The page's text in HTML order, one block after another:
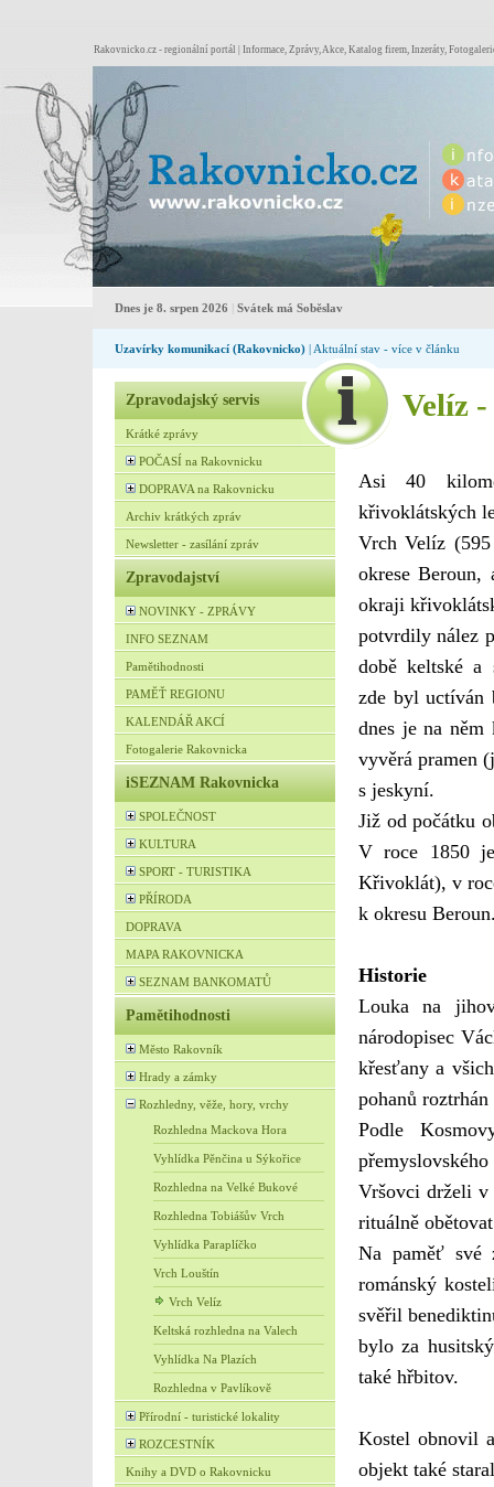
Rakovnicko.cz - regionální portál | Informace, Zprávy, Akce, Katalog firem, Inzeráty,
Dnes je 8. srpen 2026 Svátek má Soběslav
Uzavírky komunikací (Rakovnicko) | Aktuální stav - více v článku
Zpravodajský servis
Krátké zprávy
POČASÍ na Rakovnicku
DOPRAVA na Rakovnicku
Archiv krátkých zpráv
Newsletter - zasílání zpráv
Zpravodajství
NOVINKY - ZPRÁVY
INFO SEZNAM
Pamětihodnosti
PAMĚŤ REGIONU
KALENDÁŘ AKCÍ
Fotogalerie Rakovnicka
iSEZNAM Rakovnicka
SPOLEČNOST
KULTURA
SPORT - TURISTIKA
PŘÍRODA
DOPRAVA
MAPA RAKOVNICKA
SEZNAM BANKOMATŮ
Pamětihodnosti
Město Rakovník
Hrady a zámky
Rozhledny, věže, hory, vrchy
Rozhledna Mackova Hora
Vyhlídka Pěnčina u Sýkořice
Rozhledna na Velké Bukové
Rozhledna Tobiášův Vrch
Vyhlídka Paraplíčko
Vrch Louštín
Vrch Velíz
Keltská rozhledna na Valech
Vyhlídka Na Plazích
Rozhledna v Pavlíkově
Přírodní - turistické lokality
ROZCESTNÍK
Knihy a DVD o Rakovnicku
Velíz
Asi 40
křivoklátských
Vrch Velíz
okrese Beroun,
okraji
potvrdily nález
době keltské a
zde byl uctíván
dnes je na
vyvěrá pramen
s jeskyní.
Již od počátku
V roce 1850
Křivoklát), v
k okresu
Historie
Louka na
národopisec
křesťany a
pohanů
Podle
Vršovci drželi v
rituálně
Na paměť své
románský
svěřil
bylo za
také hřbitov.
Kostel obnovil
objekt také